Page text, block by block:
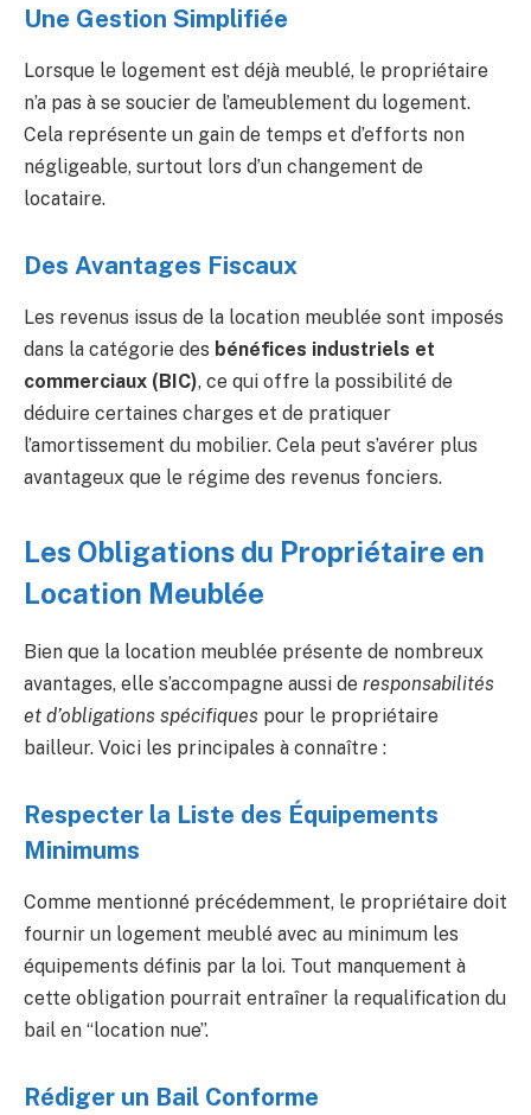
Une Gestion Simplifiée
Lorsque le logement est déjà meublé, le propriétaire
n’a pas à se soucier de l’ameublement du logement.
Cela représente un gain de temps et d’efforts non
négligeable, surtout lors d’un changement de
locataire.
Des Avantages Fiscaux
Les revenus issus de la location meublée sont imposés
dans la catégorie des bénéfices industriels et
commerciaux (BIC), ce qui offre la possibilité de
déduire certaines charges et de pratiquer
l’amortissement du mobilier. Cela peut s’avérer plus
avantageux que le régime des revenus fonciers.
Les Obligations du Propriétaire en
Location Meublée
Bien que la location meublée présente de nombreux
avantages, elle s’accompagne aussi de responsabilités
et d’obligations spécifiques pour le propriétaire
bailleur. Voici les principales à connaître :
Respecter la Liste des Équipements
Minimums
Comme mentionné précédemment, le propriétaire doit
fournir un logement meublé avec au minimum les
équipements définis par la loi. Tout manquement à
cette obligation pourrait entraîner la requalification du
bail en “location nue”.
Rédiger un Bail Conforme